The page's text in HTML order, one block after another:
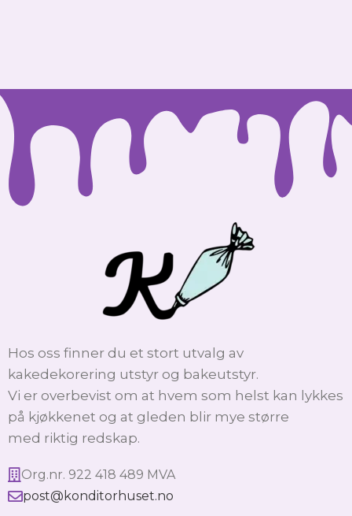
Hos oss finner du et stort utvalg av
kakedekorering utstyr og bakeutstyr.
Vi er overbevist om at hvem som helst kan lykkes
på kjøkkenet og at gleden blir mye større
med riktig redskap.
Org.nr. 922 418 489 MVA
post@konditorhuset.no